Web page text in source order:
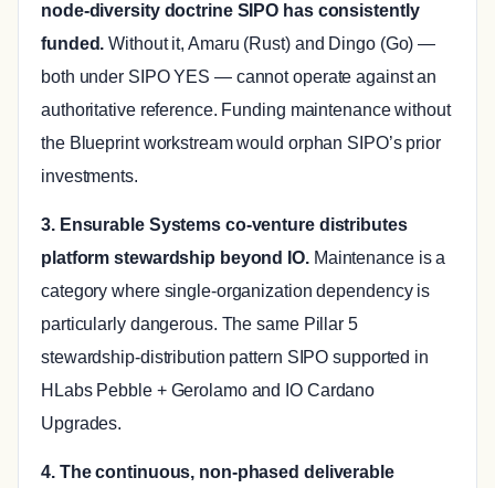
node-diversity doctrine SIPO has consistently
funded. Without it, Amaru (Rust) and Dingo (Go) —
both under SIPO YES — cannot operate against an
authoritative reference. Funding maintenance without
the Blueprint workstream would orphan SIPO’s prior
investments.
3. Ensurable Systems co-venture distributes
platform stewardship beyond IO.Maintenance is a
category where single-organization dependency is
particularly dangerous. The same Pillar 5
stewardship-distribution pattern SIPO supported in
HLabs Pebble + Gerolamo and IO Cardano
Upgrades.
4. The continuous, non-phased deliverable